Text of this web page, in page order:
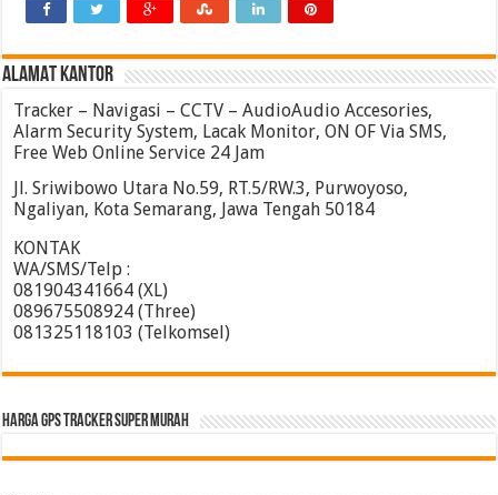
ALAMAT KANTOR
Tracker – Navigasi – CCTV – AudioAudio Accesories,
Alarm Security System, Lacak Monitor, ON OF Via SMS,
Free Web Online Service 24 Jam
Jl. Sriwibowo Utara No.59, RT.5/RW.3, Purwoyoso,
Ngaliyan, Kota Semarang, Jawa Tengah 50184
KONTAK
WA/SMS/Telp :
081904341664 (XL)
089675508924 (Three)
081325118103 (Telkomsel)
HARGA GPS TRACKER SUPER MURAH